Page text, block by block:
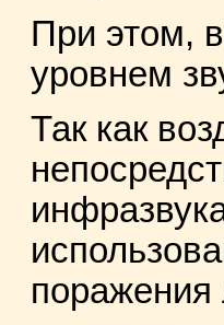
При этом,
уровнем
Так как